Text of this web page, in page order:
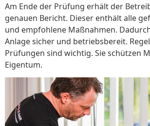
Am Ende der Prüfung erhält der
genauen Bericht. Dieser enthält alle
und empfohlene Maßnahmen.
Anlage sicher und betriebsbereit.
Prüfungen sind wichtig. Sie schützen
Eigentum.